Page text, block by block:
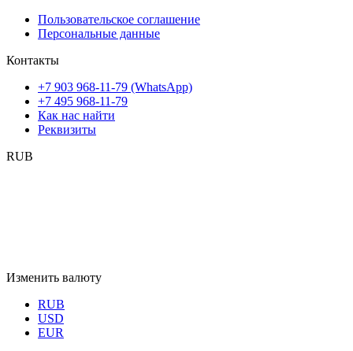
Пользовательское соглашение
Персональные данные
Контакты
+7 903 968-11-79 (WhatsApp)
+7 495 968-11-79
Как нас найти
Реквизиты
RUB
Изменить валюту
RUB
USD
EUR